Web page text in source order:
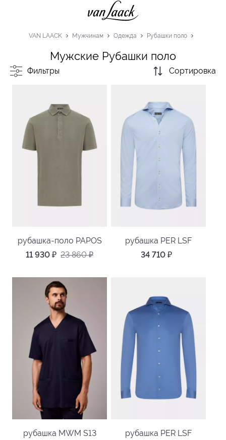
VAN LAACK Мужчинам Одежда Рубашки поло
Мужские Рубашки поло
Фильтры Сортировка
рубашка-поло PAPOS
11 930 ₽ 23 860₽
рубашка PER LSF
34 710 ₽
рубашка MWM S13
рубашка PER LSF